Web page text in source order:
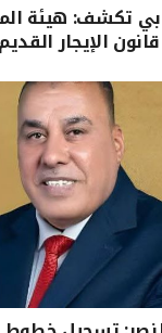
الإيجار القديم